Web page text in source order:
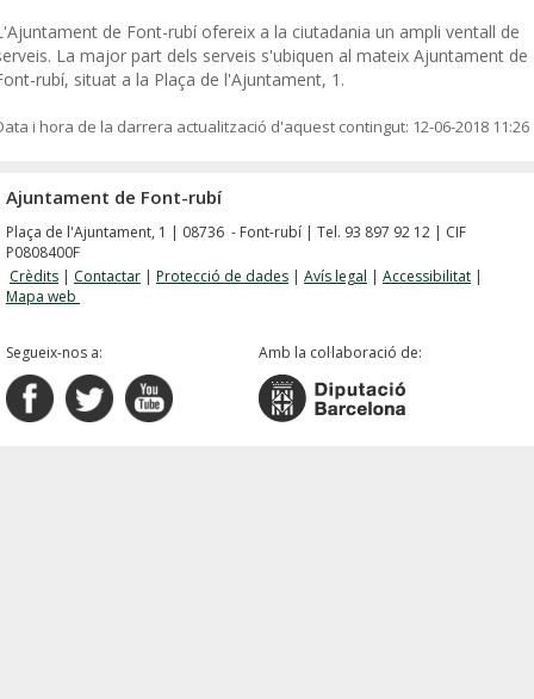
de Font-rubí ofereix a la ciutadania un ampli ventall de
La major part dels serveis s'ubiquen al mateix Ajuntament de
rubí, situat a la Plaça de l'Ajuntament, 1.
i hora de la darrera actualització d'aquest contingut: 12-06-2018 11:26
Ajuntament de Font-rubí
Plaça de l'Ajuntament, 1 | 08736 - Font-rubí | Tel. 93 897 92 12 | CIF
P0808400F
Crèdits | Contactar | Protecció de dades | Avís legal | Accessibilitat |
Mapa web
Segueix-nos a: Amb la col·laboració de: